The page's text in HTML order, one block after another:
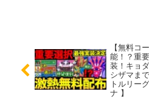
【無料コ
能！？重
装！キョ
シザマま
トルリー
ナ 】